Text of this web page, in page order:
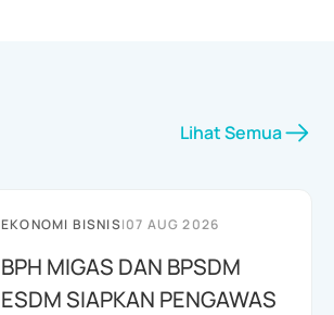
Lihat Semua
EKONOMI BISNIS|07 AUG 2026
BPH MIGAS DAN BPSDM
ESDM SIAPKAN PENGAWAS